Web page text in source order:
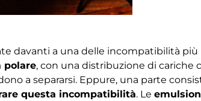
davanti a una delle incompatibilità
polare, con una distribuzione di cariche
a separarsi. Eppure, una parte
questa incompatibilità. Le